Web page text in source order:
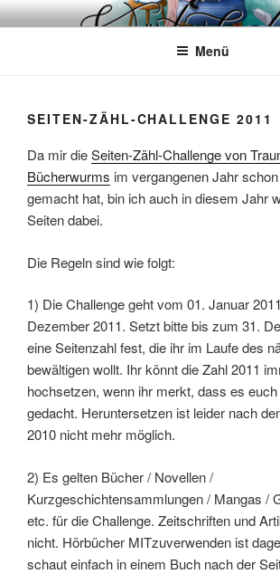
Zum
InhaltWÖRTERKATZE
Von Büchern erzählen
Menü
SEITEN-ZÄHL-CHALLENGE 2011
Da mir dieSeiten-Zähl-Challenge von
Bücherwurms im vergangenen Jahr
gemacht hat, bin ich auch in diesem Jahr
Seiten dabei.
Die Regeln sind wie folgt:
1) Die Challenge geht vom 01. Januar
Dezember 2011. Setzt bitte bis zum 31.
eine Seitenzahl fest, die ihr im Laufe des
bewältigen wollt. Ihr könnt die Zahl 2011
hochsetzen, wenn ihr merkt, dass es
gedacht. Heruntersetzen ist leider nach
2010 nicht mehr möglich.
2) Es gelten Bücher / Novellen /
Kurzgeschichtensammlungen / Mangas /
etc. für die Challenge. Zeitschriften und
nicht. Hörbücher MITzuverwenden ist
schaut einfach in einem Buch nach der